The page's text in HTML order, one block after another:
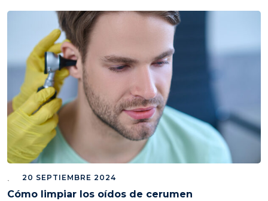
20 SEPTIEMBRE 2024
Cómo limpiar los oídos de cerumen